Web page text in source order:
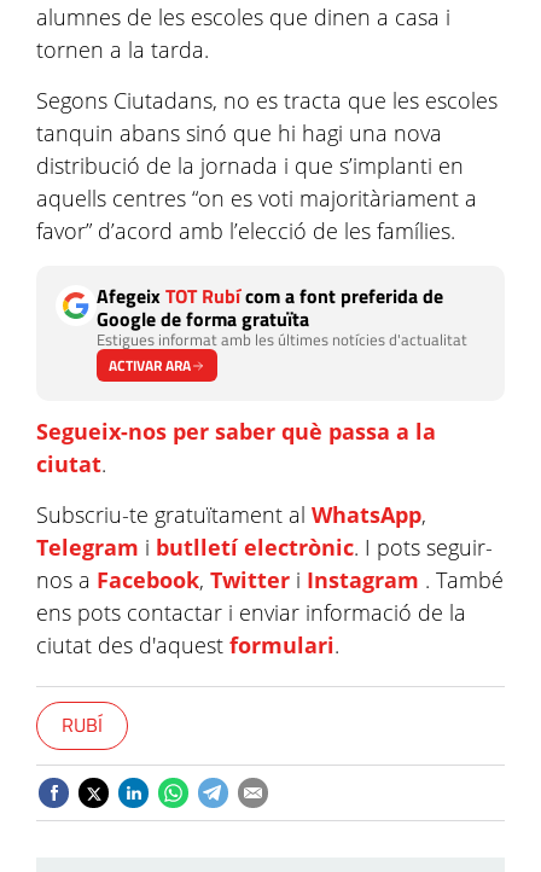
alumnes de les escoles que dinen a casa i
tornen a la tarda.
Segons Ciutadans, no es tracta que les escoles
tanquin abans sinó que hi hagi una nova
distribució de la jornada i que s’implanti en
aquells centres “on es voti majoritàriament a
favor” d’acord amb l’elecció de les famílies.
AfegeixTOT Rubícom a font preferida de
Google de forma gratuïta
Estigues informat amb les últimes notícies d'actualitat
ACTIVAR ARA
Segueix-nos per saber què passa a la
ciutat.
Subscriu-te gratuïtament al WhatsApp,
Telegram i butlletí electrònic. I pots seguir-
nos a Facebook, Twitter i Instagram . També
ens pots contactar i enviar informació de la
ciutat des d'aquest formulari.
RUBÍ